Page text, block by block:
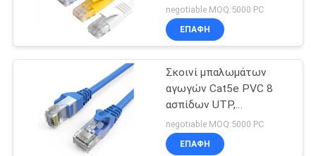
ΕΜΕΊΣ
ΓΎΡΟΣ
ΕΡΓΟΣΤΑΣΊΩΝ
negotiable MOQ:5000 PC
ΕΠΑΦΉ
Σκοινί μπαλωμάτων
αγωγών Cat5e PVC 8
ασπίδων UTP,
εξωτερικό καλώδιο 50m
Cat5e
negotiable MOQ:5000 PC
ΕΠΑΦΉ